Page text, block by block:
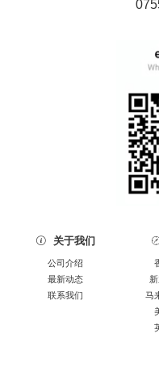
 关于我们
公司介绍
最新动态
联系我们
马